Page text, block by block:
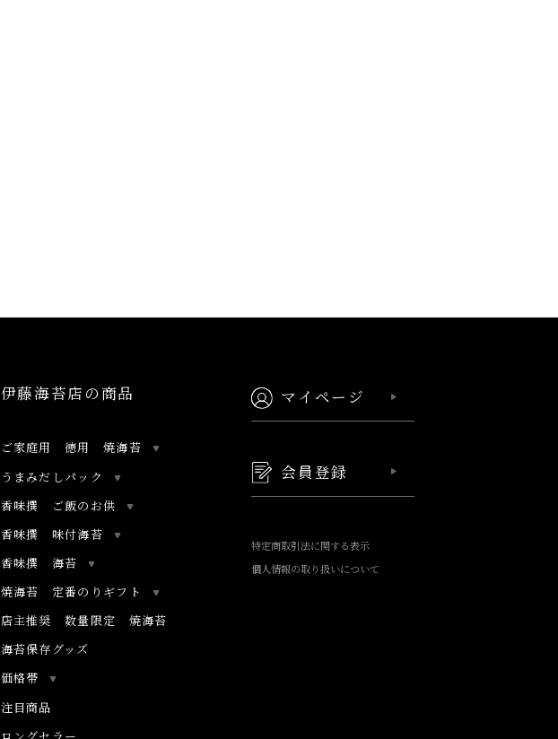
伊藤海苔店の商品
ご家庭用 徳用 焼海苔
うまみだしパック
香味撰 ご飯のお供
香味撰 味付海苔
香味撰 海苔
焼海苔 定番のりギフト
店主推奨 数量限定 焼海苔
海苔保存グッズ
価格帯
注目商品
マイページ
会員登録
特定商取引法に関する表示
個人情報の取り扱いについて